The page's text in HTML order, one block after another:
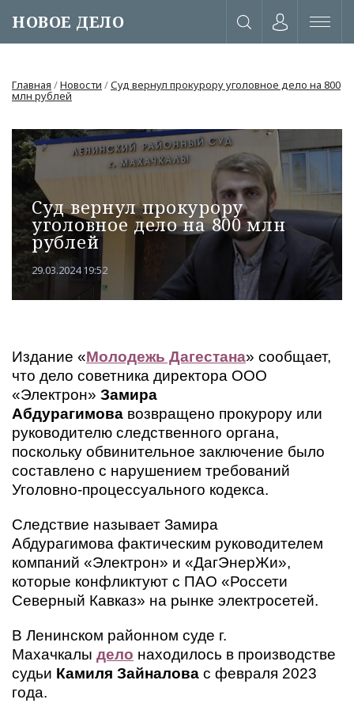
НОВОЕ ДЕЛО
Главная /Новости /Суд вернул прокурору уголовное дело на 800
млн рублей
Суд вернул прокурору
уголовное дело на 800 млн
рублей
29.03.2024 19:52
Издание «Молодежь Дагестана» сообщает,
что дело советника директора ООО
«Электрон» Замира
Абдурагимова возвращено прокурору или
руководителю следственного органа,
поскольку обвинительное заключение было
составлено с нарушением требований
Уголовно-процессуального кодекса.
Следствие называет Замира
Абдурагимова фактическим руководителем
компаний «Электрон» и «ДагЭнерЖи»,
которые конфликтуют с ПАО «Россети
Северный Кавказ» на рынке электросетей.
В Ленинском районном суде г.
Махачкалы дело находилось в производстве
судьи Камиля Зайналова с февраля 2023
года.